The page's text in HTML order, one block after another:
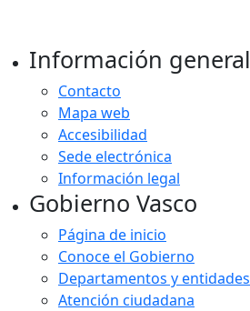
Información general
Contacto
Mapa web
Accesibilidad
Sede electrónica
Información legal
Gobierno Vasco
Página de inicio
Conoce el Gobierno
Departamentos y entidades
Atención ciudadana